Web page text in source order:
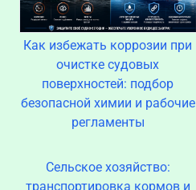
Как избежать коррозии при
очистке судовых
поверхностей: подбор
безопасной химии и рабочие
регламенты
Сельское хозяйство:
транспортировка кормов и